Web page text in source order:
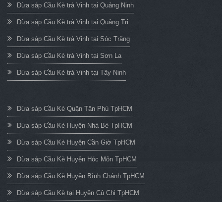
Dừa sáp Cầu Kè trà Vinh tại Quảng Ninh
Dừa sáp Cầu Kè trà Vinh tại Quảng Trị
Dừa sáp Cầu Kè trà Vinh tại Sóc Trăng
Dừa sáp Cầu Kè trà Vinh tại Sơn La
Dừa sáp Cầu Kè trà Vinh tại Tây Ninh
Dừa sáp Cầu Kè Quận Tân Phú TpHCM
Dừa sáp Cầu Kè Huyện Nhà Bè TpHCM
Dừa sáp Cầu Kè Huyện Cần Giờ TpHCM
Dừa sáp Cầu Kè Huyện Hóc Môn TpHCM
Dừa sáp Cầu Kè Huyện Bình Chánh TpHCM
Dừa sáp Cầu Kè tại Huyện Củ Chi TpHCM